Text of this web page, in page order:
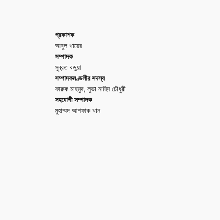
প্রকাশক
আবুল খায়ের
সম্পাদক
সুব্রত বড়ুয়া
সম্পাদকমণ্ডলীর সদস্য
ফারুক মাহমুদ, লুভা নাহিদ চৌধুরী
সহযোগী সম্পাদক
মুহাম্মদ আশফাক খান